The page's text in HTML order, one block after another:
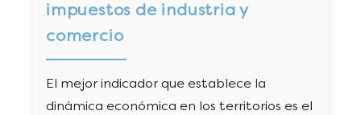
impuestos de industria y
comercio
El mejor indicador que establece la
dinámica económica en los territorios es el